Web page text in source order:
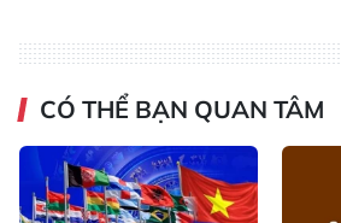
CÓ THỂ BẠN QUAN TÂM